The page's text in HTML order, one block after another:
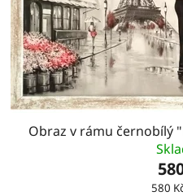
Obraz v rámu černobílý
Měrná
580